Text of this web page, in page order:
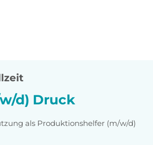
d) Druck
als Produktionshelfer (m/w/d)